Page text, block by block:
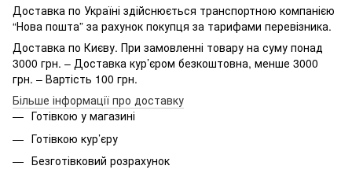
Доставка по Україні здійснюється транспортною компанією
“Нова пошта” за рахунок покупця за тарифами перевізника.
Доставка по Києву. При замовленні товару на суму понад
3000 грн. – Доставка кур’єром безкоштовна, менше 3000
грн. – Вартість 100 грн.
Більше інформації про доставку
Готівкою у магазині
Готівкою кур’єру
Безготівковий розрахунок